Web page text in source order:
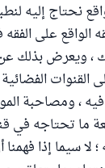
نحتاج إليه
على
، ويعرض بذلك
، ومصاحبة
ما تحتاجه في
لا سيما إذا